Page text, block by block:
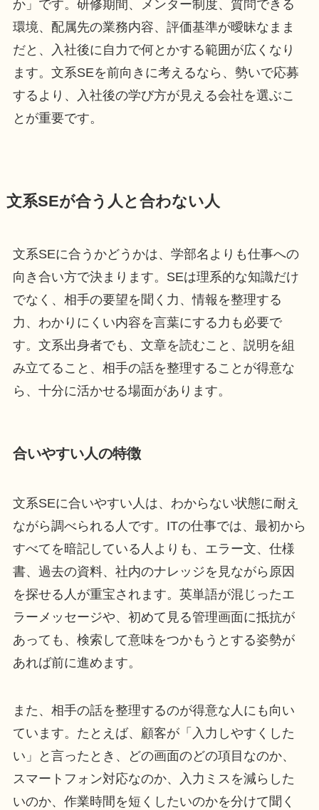
か」です。研修期間、メンター制度、質問できる
環境、配属先の業務内容、評価基準が曖昧なまま
だと、入社後に自力で何とかする範囲が広くなり
ます。文系SEを前向きに考えるなら、勢いで応募
するより、入社後の学び方が見える会社を選ぶこ
とが重要です。
文系SEが合う人と合わない人
文系SEに合うかどうかは、学部名よりも仕事への
向き合い方で決まります。SEは理系的な知識だけ
でなく、相手の要望を聞く力、情報を整理する
力、わかりにくい内容を言葉にする力も必要で
す。文系出身者でも、文章を読むこと、説明を組
み立てること、相手の話を整理することが得意な
ら、十分に活かせる場面があります。
合いやすい人の特徴
文系SEに合いやすい人は、わからない状態に耐え
ながら調べられる人です。ITの仕事では、最初から
すべてを暗記している人よりも、エラー文、仕様
書、過去の資料、社内のナレッジを見ながら原因
を探せる人が重宝されます。英単語が混じったエ
ラーメッセージや、初めて見る管理画面に抵抗が
あっても、検索して意味をつかもうとする姿勢が
あれば前に進めます。
また、相手の話を整理するのが得意な人にも向い
ています。たとえば、顧客が「入力しやすくした
い」と言ったとき、どの画面のどの項目なのか、
スマートフォン対応なのか、入力ミスを減らした
いのか、作業時間を短くしたいのかを分けて聞く